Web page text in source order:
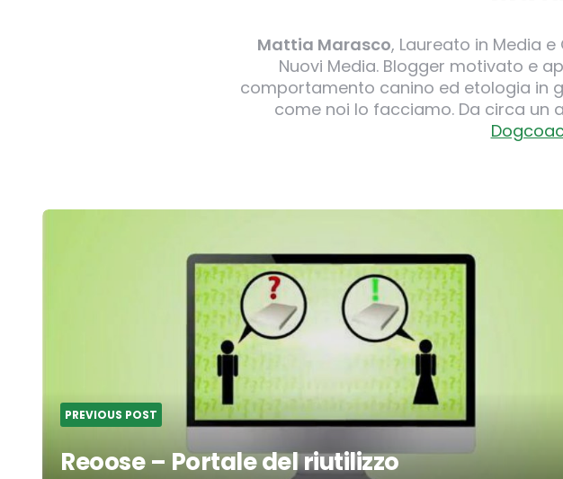
Mattia Marasco, Laureato in Media
Nuovi Media. Blogger motivato e
comportamento canino ed etologia in
come noi lo facciamo. Da circa un
Post
PREVIOUS POST
Reoose – Portale del riutilizzo